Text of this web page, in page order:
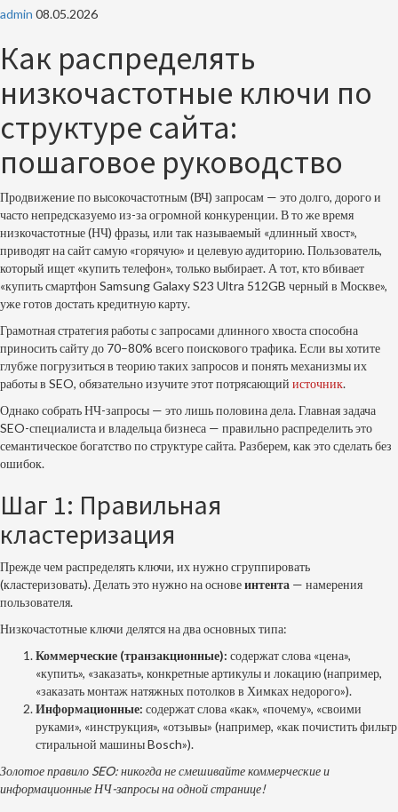
admin 08.05.2026
Как распределять
низкочастотные ключи по
структуре сайта:
пошаговое руководство
Продвижение по высокочастотным (ВЧ) запросам — это долго, дорого и
часто непредсказуемо из-за огромной конкуренции. В то же время
низкочастотные (НЧ) фразы, или так называемый «длинный хвост»,
приводят на сайт самую «горячую» и целевую аудиторию. Пользователь,
который ищет «купить телефон», только выбирает. А тот, кто вбивает
«купить смартфон Samsung Galaxy S23 Ultra 512GB черный в Москве»,
уже готов достать кредитную карту.
Грамотная стратегия работы с запросами длинного хвоста способна
приносить сайту до 70–80% всего поискового трафика. Если вы хотите
глубже погрузиться в теорию таких запросов и понять механизмы их
работы в SEO, обязательно изучите этот потрясающий источник.
Однако собрать НЧ-запросы — это лишь половина дела. Главная задача
SEO-специалиста и владельца бизнеса — правильно распределить это
семантическое богатство по структуре сайта. Разберем, как это сделать без
ошибок.
Шаг 1: Правильная
кластеризация
Прежде чем распределять ключи, их нужно сгруппировать
(кластеризовать). Делать это нужно на основеинтента — намерения
пользователя.
Низкочастотные ключи делятся на два основных типа:
Коммерческие (транзакционные): содержат слова «цена»,
«купить», «заказать», конкретные артикулы и локацию (например,
«заказать монтаж натяжных потолков в Химках недорого»).
Информационные: содержат слова «как», «почему», «своими
руками», «инструкция», «отзывы» (например, «как почистить фильтр
стиральной машины Bosch»).
Золотое правило SEO: никогда не смешивайте коммерческие и
информационные НЧ-запросы на одной странице!